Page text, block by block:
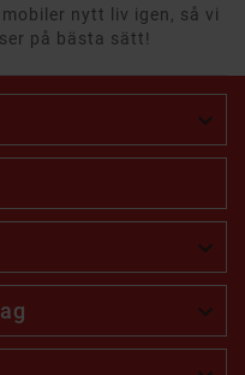
nytt liv igen, så vi
på bästa sätt!


